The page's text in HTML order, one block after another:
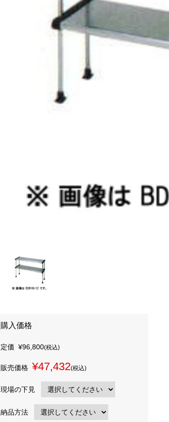
購入価格
定価 ¥96,800(税込)
販売価格 ¥47,432(税込)
現場の下見
納品方法